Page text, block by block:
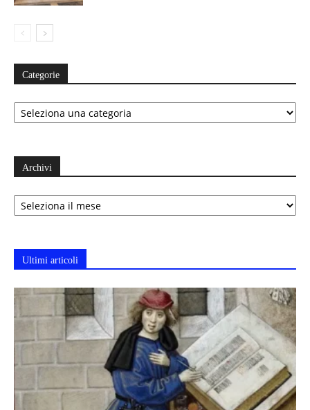
Categorie
Categorie
Archivi
Archivi
Ultimi articoli